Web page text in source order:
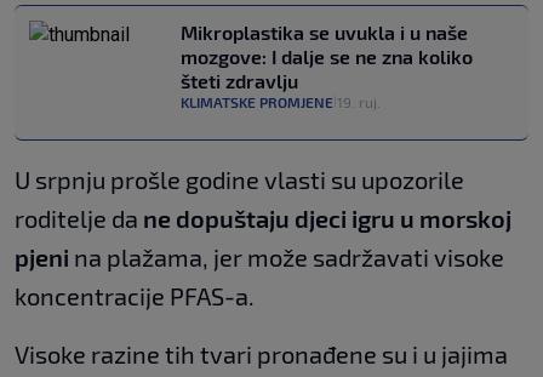
Mikroplastika se uvukla i u naše
mozgove: I dalje se ne zna koliko
šteti zdravlju
KLIMATSKE PROMJENE 19. ruj.
U srpnju prošle godine vlasti su upozorile
roditelje da ne dopuštaju djeci igru u morskoj
pjeni na plažama, jer može sadržavati visoke
koncentracije PFAS-a.
Visoke razine tih tvari pronađene su i u jajima